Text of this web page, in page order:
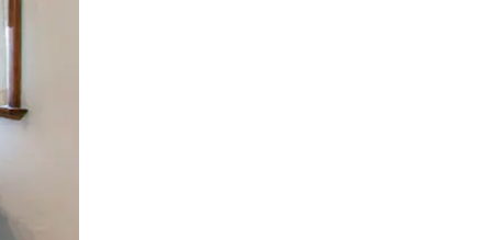
ekraną.